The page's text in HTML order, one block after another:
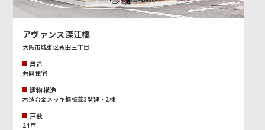
アヴァンス深江橋
大阪市城東区永田三丁目
用途
共同住宅
建物構造
木造合金メッキ鋼板葺3階建・2棟
戸数
24戸